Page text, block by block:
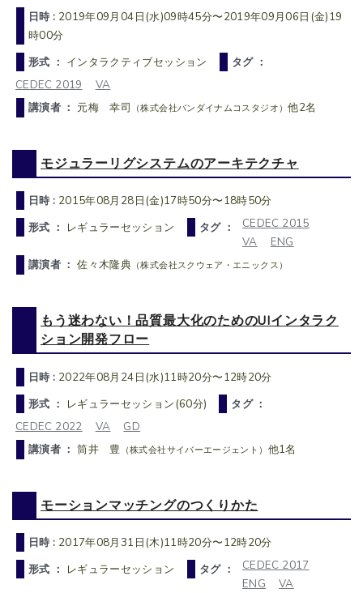
日時 : 2019年09月04日(水)09時45分〜2019年09月06日(金)19
時00分
形式 ： インタラクティブセッション
タグ ：
CEDEC 2019
VA
講演者 ： 元梅 幸司 （株式会社バンダイナムコスタジオ）他2名
モジュラーリグシステムのアーキテクチャ
日時 : 2015年08月28日(金)17時50分〜18時50分
形式 ： レギュラーセッション タグ ：
CEDEC 2015
VA
ENG
講演者 ：佐々木隆典 （株式会社スクウェア・エニックス）
もう迷わない！品質最大化のためのUIインタラク
ション開発フロー
日時 : 2022年08月24日(水)11時20分〜12時20分
形式 ： レギュラーセッション(60分)
タグ ：
CEDEC 2022
VA
GD
講演者 ：筒井 豊 （株式会社サイバーエージェント） 他1名
モーションマッチングのつくりかた
日時 : 2017年08月31日(木)11時20分〜12時20分
形式 ： レギュラーセッション タグ ：
CEDEC 2017
ENG
VA